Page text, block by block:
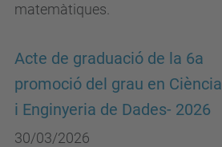
matemàtiques.
Acte de graduació de la 6a
promoció del grau en Ciència
i Enginyeria de Dades- 2026
30/03/2026